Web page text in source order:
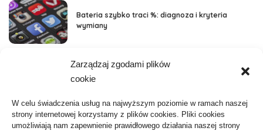
Zarządzaj zgodami plików
cookie
W celu świadczenia usług na najwyższym poziomie w ramach naszej
strony internetowej korzystamy z plików cookies. Pliki cookies
umożliwiają nam zapewnienie prawidłowego działania naszej strony
Bateria szybko traci %: diagnoza i kryteria
wymiany
ARTYKUŁ SPONSOROWANY